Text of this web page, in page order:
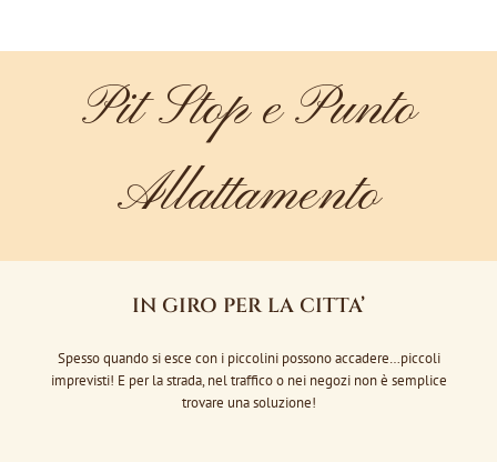
Pit Stop e Punto
Allattamento
IN GIRO PER LA CITTA’
Spesso quando si esce con i piccolini possono accadere…piccoli
imprevisti! E per la strada, nel traffico o nei negozi non è semplice
trovare una soluzione!